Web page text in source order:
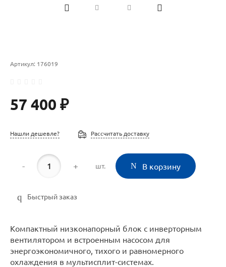
Артикул: 176019
57 400 ₽
Нашли дешевле? Рассчитать доставку
- + шт. В корзину
Быстрый заказ
Компактный низконапорный блок с инверторным
вентилятором и встроенным насосом для
энергоэкономичного, тихого и равномерного
охлаждения в мультисплит-системах.